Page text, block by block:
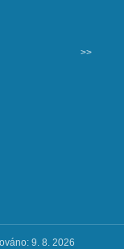
>>
9. 8. 2026